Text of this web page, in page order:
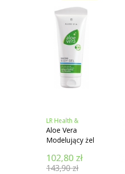
LR Health &
Beauty
Aloe Vera
Modelujący żel
102,80 zł
143,90zł